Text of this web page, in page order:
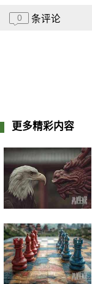
0 条评论
更多精彩内容